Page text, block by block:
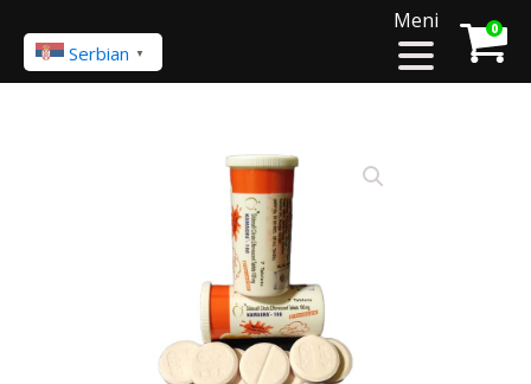
Serbian ▼
Meni 0